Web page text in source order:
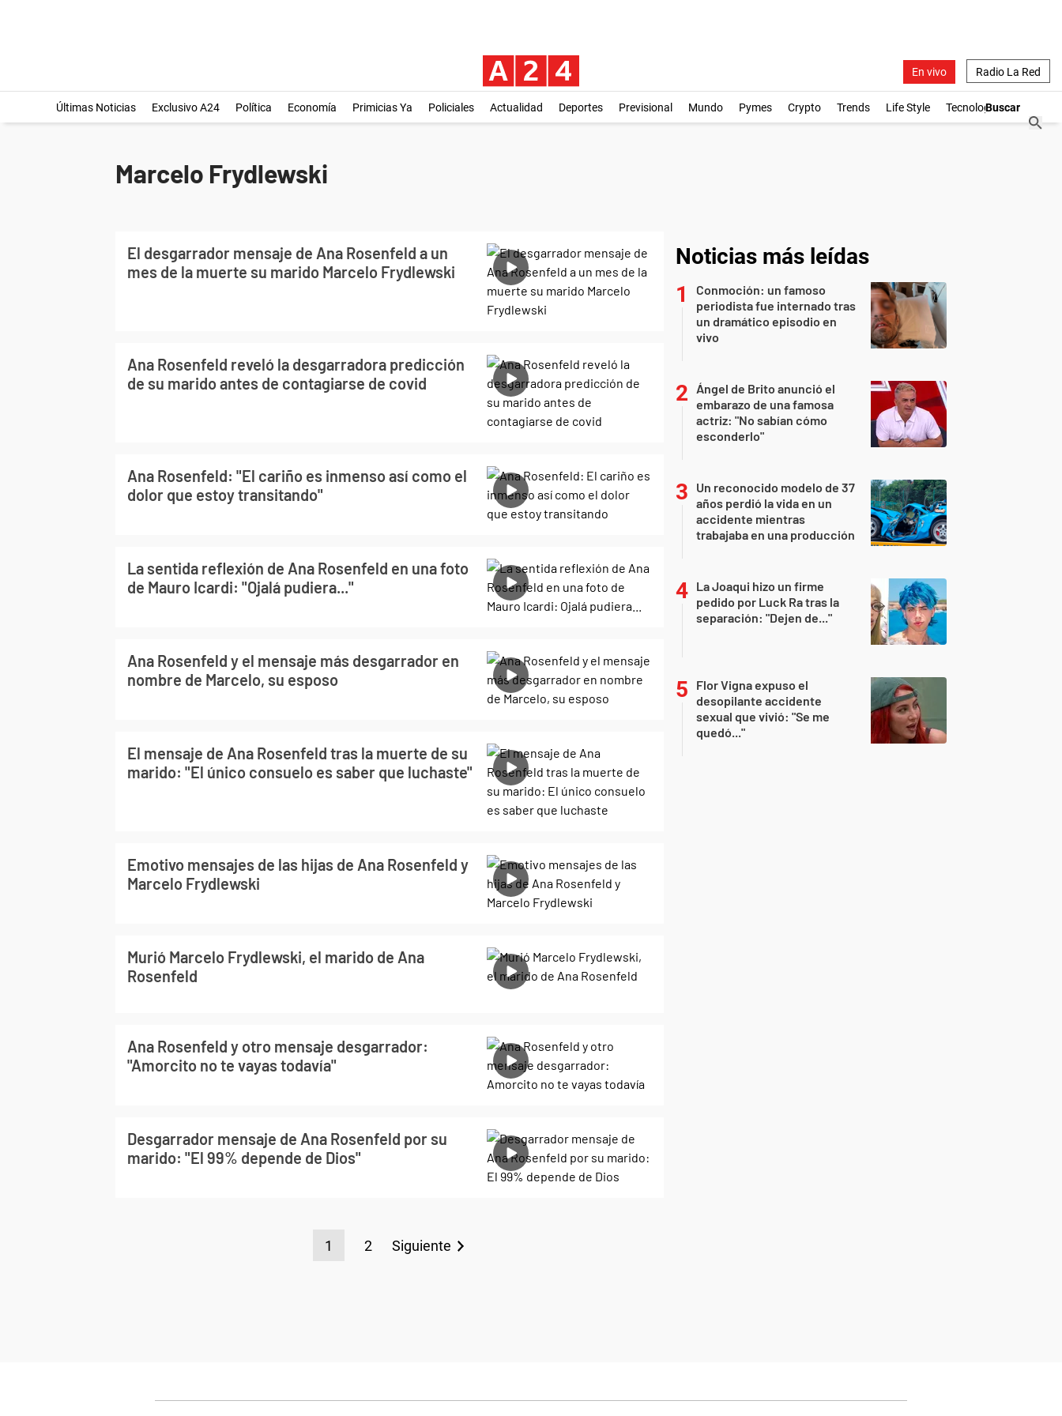
En vivo Radio La Red
Últimas Noticias Exclusivo A24 Política Economía Primicias Ya Policiales Actualidad Deportes Previsional Mundo Pymes Crypto Trends Life Style Tecnología
Marcelo Frydlewski
El desgarrador mensaje de Ana Rosenfeld a un
mes de la muerte su marido Marcelo Frydlewski
Ana Rosenfeld reveló la desgarradora predicción
de su marido antes de contagiarse de covid
Ana Rosenfeld: "El cariño es inmenso así como el
dolor que estoy transitando"
La sentida reflexión de Ana Rosenfeld en una foto
de Mauro Icardi: "Ojalá pudiera..."
Ana Rosenfeld y el mensaje más desgarrador en
nombre de Marcelo, su esposo
El mensaje de Ana Rosenfeld tras la muerte de su
marido: "El único consuelo es saber que luchaste"
Emotivo mensajes de las hijas de Ana Rosenfeld y
Marcelo Frydlewski
Murió Marcelo Frydlewski, el marido de Ana
Rosenfeld
Ana Rosenfeld y otro mensaje desgarrador:
"Amorcito no te vayas todavía"
Desgarrador mensaje de Ana Rosenfeld por su
marido: "El 99% depende de Dios"
1 2 Siguiente
Noticias más leídas
Conmoción: un famoso
periodista fue internado tras
un dramático episodio en
vivo
Ángel de Brito anunció el
embarazo de una famosa
actriz: "No sabían cómo
esconderlo"
Un reconocido modelo de 37
años perdió la vida en un
accidente mientras
trabajaba en una producción
La Joaqui hizo un firme
pedido por Luck Ra tras la
separación: "Dejen de..."
Flor Vigna expuso el
desopilante accidente
sexual que vivió: "Se me
quedó..."